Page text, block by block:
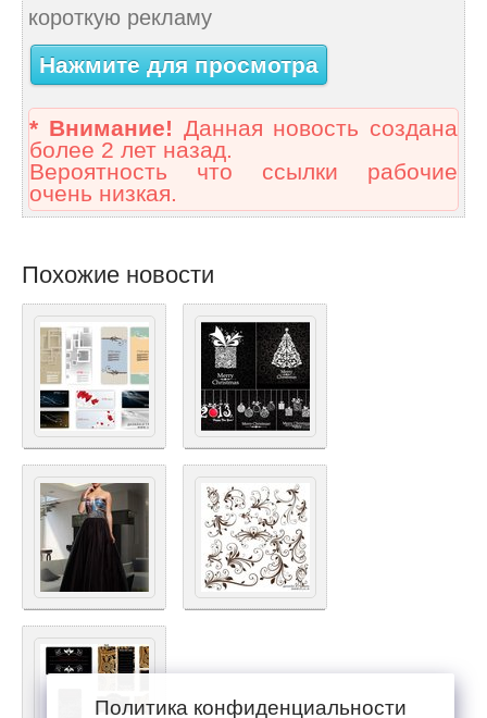
короткую рекламу
Нажмите для просмотра
* Внимание! Данная новость создана
более 2 лет назад.
Вероятность что ссылки рабочие
очень низкая.
Похожие новости
Политика конфиденциальности